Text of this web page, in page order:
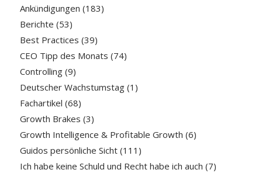
Ankündigungen (183)
Berichte (53)
Best Practices (39)
CEO Tipp des Monats (74)
Controlling(9)
Deutscher Wachstumstag(1)
Fachartikel (68)
Growth Brakes (3)
Growth Intelligence & Profitable Growth (6)
Guidos persönliche Sicht(111)
Ich habe keine Schuld und Recht habe ich auch (7)